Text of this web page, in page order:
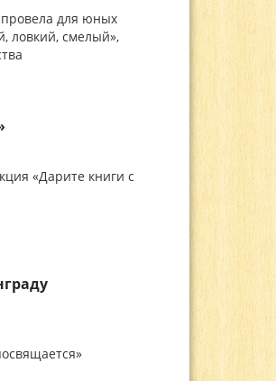
провела для юных
ловкий, смелый»,
«Дарите книги с